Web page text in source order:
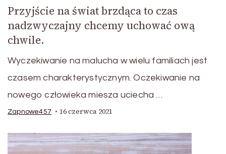
Przyjście na świat brzdąca to czas
nadzwyczajny chcemy uchować ową
chwile.
Wyczekiwanie na malucha w wielu familiach jest
czasem charakterystycznym. Oczekiwanie na
nowego człowieka miesza uciecha …
Zapnowe457 16 czerwca 2021